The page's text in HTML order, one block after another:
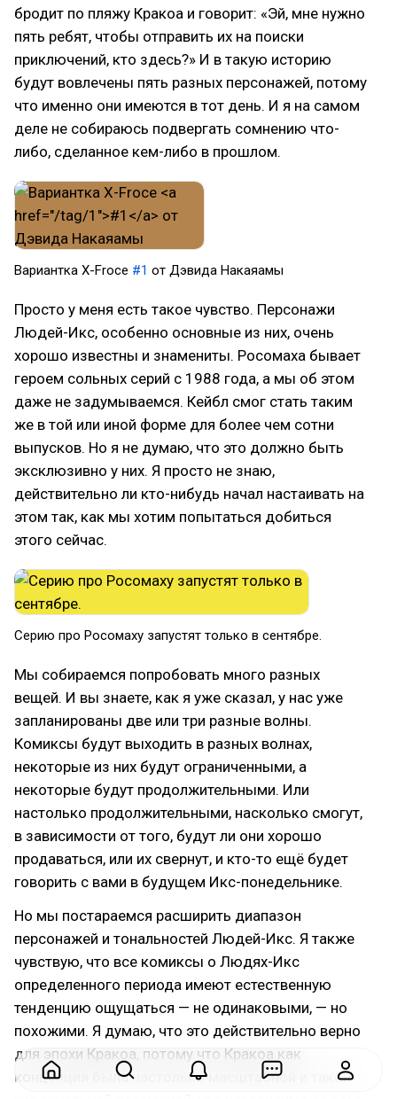
бродит по пляжу Кракоа и говорит: «Эй, мне нужно
пять ребят, чтобы отправить их на поиски
приключений, кто здесь?» И в такую историю
будут вовлечены пять разных персонажей, потому
что именно они имеются в тот день. И я на самом
деле не собираюсь подвергать сомнению что-
либо, сделанное кем-либо в прошлом.
Вариантка X-Froce #1 от Дэвида Накаяамы
Просто у меня есть такое чувство. Персонажи
Людей-Икс, особенно основные из них, очень
хорошо известны и знамениты. Росомаха бывает
героем сольных серий с 1988 года, а мы об этом
даже не задумываемся. Кейбл смог стать таким
же в той или иной форме для более чем сотни
выпусков. Но я не думаю, что это должно быть
эксклюзивно у них. Я просто не знаю,
действительно ли кто-нибудь начал настаивать на
этом так, как мы хотим попытаться добиться
этого сейчас.
Серию про Росомаху запустят только в сентябре.
Мы собираемся попробовать много разных
вещей. И вы знаете, как я уже сказал, у нас уже
запланированы две или три разные волны.
Комиксы будут выходить в разных волнах,
некоторые из них будут ограниченными, а
некоторые будут продолжительными. Или
настолько продолжительными, насколько смогут,
в зависимости от того, будут ли они хорошо
продаваться, или их свернут, и кто-то ещё будет
говорить с вами в будущем Икс-понедельнике.
Но мы постараемся расширить диапазон
персонажей и тональностей Людей-Икс. Я также
чувствую, что все комиксы о Людях-Икс
определенного периода имеют естественную
тенденцию ощущаться — не одинаковыми, — но
похожими. Я думаю, что это действительно верно
для эпохи Кракоа, потому что Кракоа как
концепция была настолько масштабной и такой